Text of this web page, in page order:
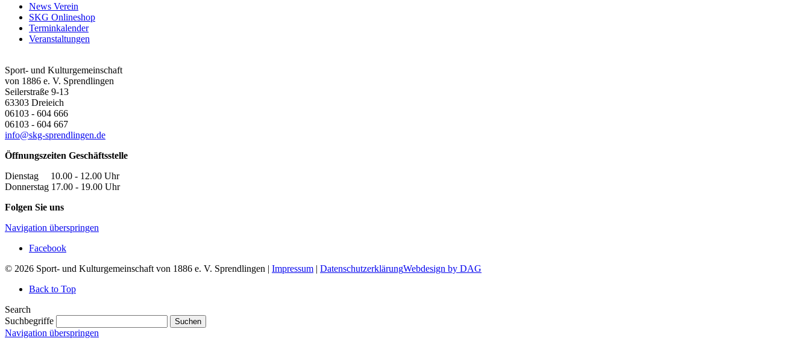
News Verein
SKG Onlineshop
Terminkalender
Veranstaltungen
Sport- und Kulturgemeinschaft
von 1886 e. V. Sprendlingen
Seilerstraße 9-13
63303 Dreieich
06103 - 604 666
06103 - 604 667
info@skg-sprendlingen.de
Öffnungszeiten Geschäftsstelle
Dienstag 10.00 - 12.00 Uhr
Donnerstag 17.00 - 19.00 Uhr
Folgen Sie uns
Navigation überspringen
Facebook
© 2026 Sport- und Kulturgemeinschaft von 1886 e. V. Sprendlingen | Impressum | DatenschutzerklärungWebdesign by DAG
Back to Top
Search
Suchbegriffe
Suchen
Navigation überspringen